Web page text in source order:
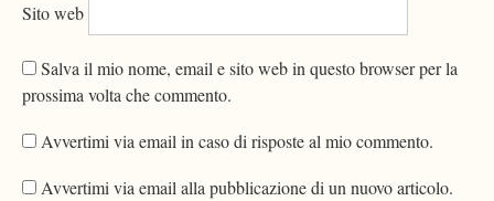
Sito web
Salva il mio nome, email e sito web in questo browser per la
prossima volta che commento.
Avvertimi via email in caso di risposte al mio commento.
Avvertimi via email alla pubblicazione di un nuovo articolo.